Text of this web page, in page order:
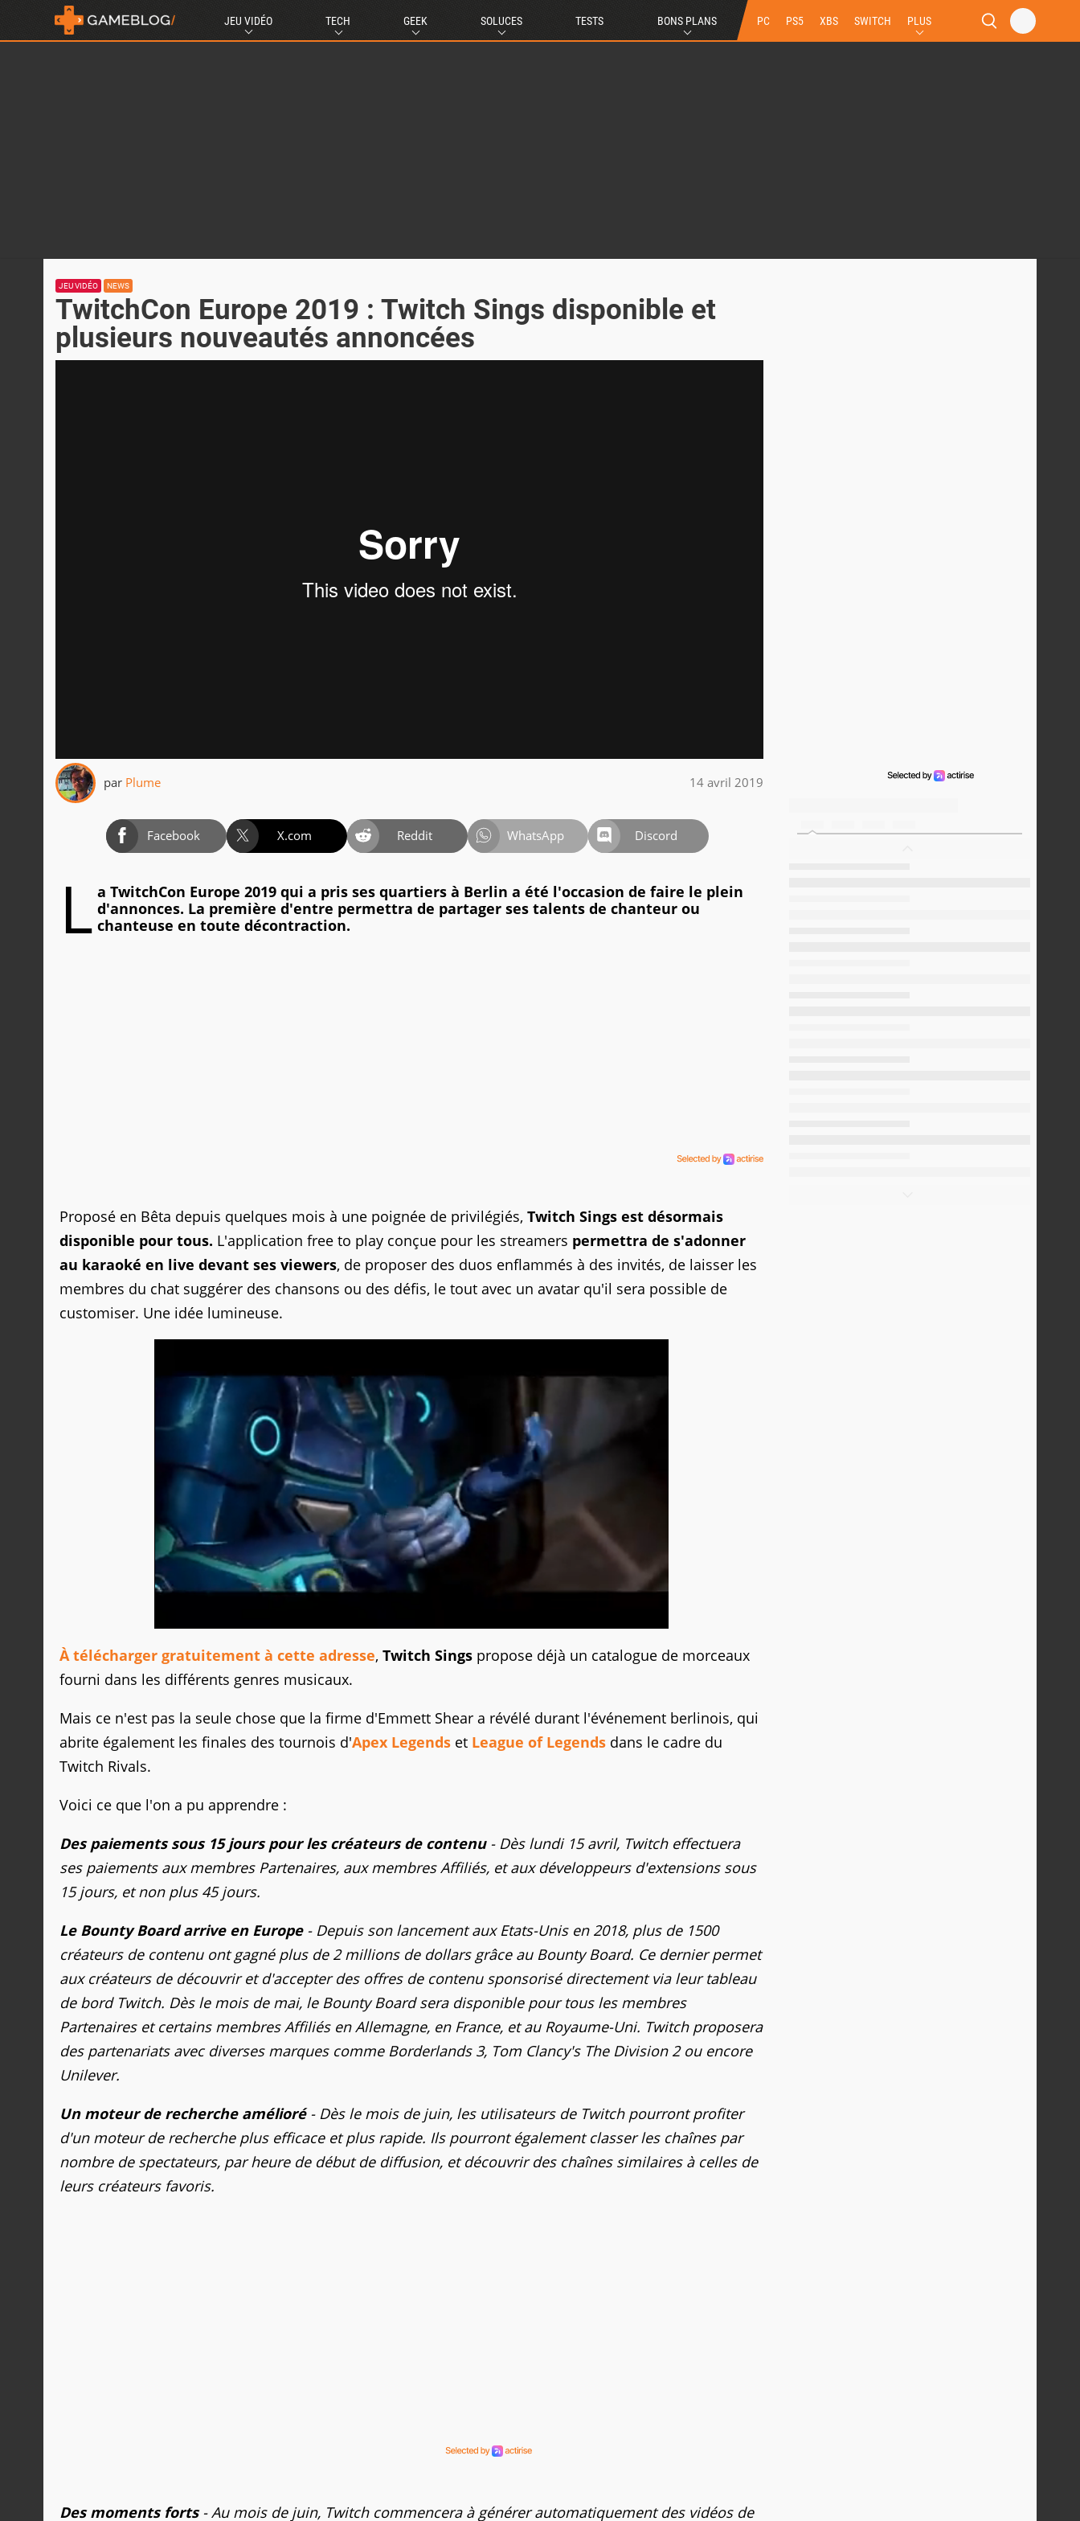
JEU VIDÉO TECH GEEK SOLUCES TESTS BONS PLANS PC PS5 XBS SWITCH PLUS
JEU VIDÉO NEWS
TwitchCon Europe 2019 : Twitch Sings disponible et
plusieurs nouveautés annoncées
par Plume 14 avril 2019
Facebook X.com Reddit WhatsApp Discord
L a TwitchCon Europe 2019 qui a pris ses quartiers à Berlin a été l'occasion de faire le plein
d'annonces. La première d'entre permettra de partager ses talents de chanteur ou
chanteuse en toute décontraction.
Proposé en Bêta depuis quelques mois à une poignée de privilégiés, Twitch Sings est désormais
disponible pour tous. L'application free to play conçue pour les streamers permettra de s'adonner
au karaoké en live devant ses viewers, de proposer des duos enflammés à des invités, de laisser les
membres du chat suggérer des chansons ou des défis, le tout avec un avatar qu'il sera possible de
customiser. Une idée lumineuse.
À télécharger gratuitement à cette adresse, Twitch Sings propose déjà un catalogue de morceaux
fourni dans les différents genres musicaux.
Mais ce n'est pas la seule chose que la firme d'Emmett Shear a révélé durant l'événement berlinois, qui
abrite également les finales des tournois d'Apex Legends et League of Legends dans le cadre du
Twitch Rivals.
Voici ce que l'on a pu apprendre :
Des paiements sous 15 jours pour les créateurs de contenu- Dès lundi 15 avril, Twitch effectuera
ses paiements aux membres Partenaires, aux membres Affiliés, et aux développeurs d'extensions sous
15 jours, et non plus 45 jours.
Le Bounty Board arrive en Europe- Depuis son lancement aux Etats-Unis en 2018, plus de 1500
créateurs de contenu ont gagné plus de 2 millions de dollars grâce au Bounty Board. Ce dernier permet
aux créateurs de découvrir et d'accepter des offres de contenu sponsorisé directement via leur tableau
de bord Twitch. Dès le mois de mai, le Bounty Board sera disponible pour tous les membres
Partenaires et certains membres Affiliés en Allemagne, en France, et au Royaume-Uni. Twitch proposera
des partenariats avec diverses marques comme Borderlands 3, Tom Clancy's The Division 2 ou encore
Unilever.
Un moteur de recherche amélioré- Dès le mois de juin, les utilisateurs de Twitch pourront profiter
d'un moteur de recherche plus efficace et plus rapide. Ils pourront également classer les chaînes par
nombre de spectateurs, par heure de début de diffusion, et découvrir des chaînes similaires à celles de
leurs créateurs favoris.
Des moments forts- Au mois de juin, Twitch commencera à générer automatiquement des vidéos de